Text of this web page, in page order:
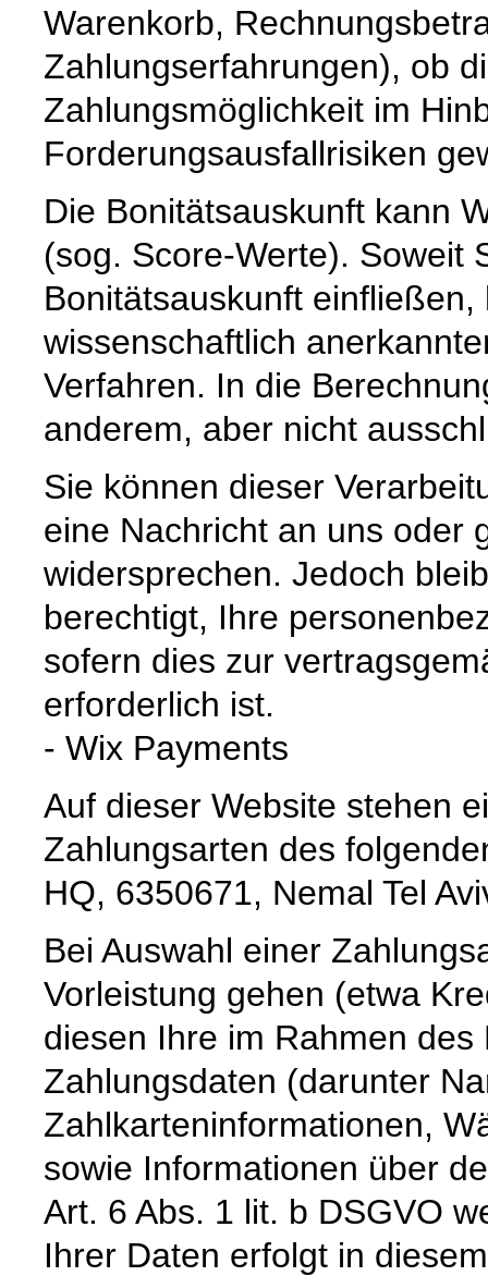
Warenkorb,
Zahlungserfahrungen), ob
Zahlungsmöglichkeit im
Forderungsausfallrisiken
Die Bonitätsauskunft kann
(sog. Score-Werte). Soweit
Bonitätsauskunft
wissenschaftlich
Verfahren. In die
anderem, aber nicht
Sie können dieser
eine Nachricht an uns oder
widersprechen. Jedoch
berechtigt, Ihre
sofern dies zur
erforderlich ist.
- Wix Payments
Auf dieser Website stehen
Zahlungsarten des
HQ, 6350671, Nemal Tel
Bei Auswahl einer
Vorleistung gehen (etwa
diesen Ihre im Rahmen
Zahlungsdaten (darunter
Zahlkarteninformationen,
sowie Informationen über
Art. 6 Abs. 1 lit. b DSGVO
Ihrer Daten erfolgt in